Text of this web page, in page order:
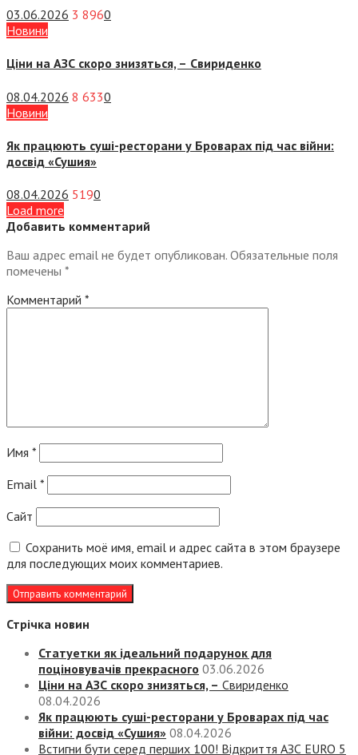
03.06.2026 3 8960
Новини
Ціни на АЗС скоро знизяться, – Свириденко
08.04.2026 8 6330
Новини
Як працюють суші-ресторани у Броварах під час війни:
досвід «Сушия»
08.04.2026 5190
Load more
Добавить комментарий
Ваш адрес email не будет опубликован. Обязательные поля
помечены *
Комментарий *
Имя *
Email *
Сайт
Сохранить моё имя, email и адрес сайта в этом браузере
для последующих моих комментариев.
Стрічка новин
Статуетки як ідеальний подарунок для
поціновувачів прекрасного 03.06.2026
Ціни на АЗС скоро знизяться, – Свириденко
08.04.2026
Як працюють суші-ресторани у Броварах під час
війни: досвід «Сушия» 08.04.2026
Встигни бути серед перших 100! Відкриття АЗС EURO 5